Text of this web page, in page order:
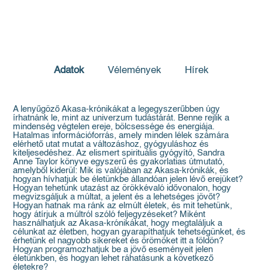
Adatok Vélemények Hírek
A lenyűgöző Akasa-krónikákat a legegyszerűbben úgy
írhatnánk le, mint az univerzum tudástárát. Benne rejlik a
mindenség végtelen ereje, bölcsessége és energiája.
Hatalmas információforrás, amely minden lélek számára
elérhető utat mutat a változáshoz, gyógyuláshoz és
kiteljesedéshez. Az elismert spirituális gyógyító, Sandra
Anne Taylor könyve egyszerű és gyakorlatias útmutató,
amelyből kiderül: Mik is valójában az Akasa-krónikák, és
hogyan hívhatjuk be életünkbe állandóan jelen lévő erejüket?
Hogyan tehetünk utazást az örökkévaló idővonalon, hogy
megvizsgáljuk a múltat, a jelent és a lehetséges jövőt?
Hogyan hatnak ma ránk az elmúlt életek, és mit tehetünk,
hogy átírjuk a múltról szóló feljegyzéseket? Miként
használhatjuk az Akasa-krónikákat, hogy megtaláljuk a
célunkat az életben, hogyan gyarapíthatjuk tehetségünket, és
érhetünk el nagyobb sikereket és örömöket itt a földön?
Hogyan programozhatjuk be a jövő eseményeit jelen
életünkben, és hogyan lehet ráhatásunk a következő
életekre?